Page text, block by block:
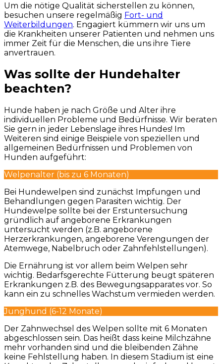
Um die nötige Qualität sicherstellen zu können,
besuchen unsere regelmäßig Fort- und
Weiterbildungen. Engagiert kümmern wir uns um
die Krankheiten unserer Patienten und nehmen uns
immer Zeit für die Menschen, die uns ihre Tiere
anvertrauen.
Was sollte der Hundehalter
beachten?
Hunde haben je nach Größe und Alter ihre
individuellen Probleme und Bedürfnisse. Wir beraten
Sie gern in jeder Lebenslage ihres Hundes! Im
Weiteren sind einige Beispiele von speziellen und
allgemeinen Bedürfnissen und Problemen von
Hunden aufgeführt:
Welpenalter (bis zu 6 Monaten)
Bei Hundewelpen sind zunächst Impfungen und
Behandlungen gegen Parasiten wichtig. Der
Hundewelpe sollte bei der Erstuntersuchung
gründlich auf angeborene Erkrankungen
untersucht werden (z.B. angeborene
Herzerkrankungen, angeborene Verengungen der
Atemwege, Nabelbruch oder Zahnfehlstellungen).
Die Ernährung ist vor allem beim Welpen sehr
wichtig. Bedarfsgerechte Fütterung beugt späteren
Erkrankungen z.B. des Bewegungsapparates vor. So
kann ein zu schnelles Wachstum vermieden werden.
Junghund (6-12 Monate)
Der Zahnwechsel des Welpen sollte mit 6 Monaten
abgeschlossen sein. Das heißt dass keine Milchzähne
mehr vorhanden sind und die bleibenden Zähne
keine Fehlstellung haben. In diesem Stadium ist eine